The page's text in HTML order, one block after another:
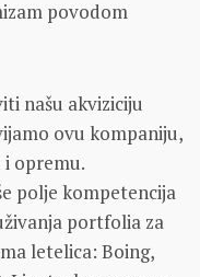
povodom
našu akviziciju
ovu kompaniju,
opremu.
polje kompetencija
portfolia za
letelica: Boing,